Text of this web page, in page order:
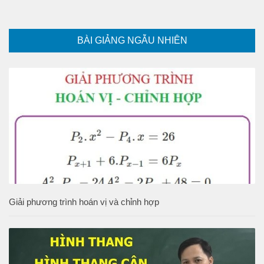
BÀI GIẢNG NGẪU NHIÊN
Giải phương trình hoán vị và chỉnh hợp